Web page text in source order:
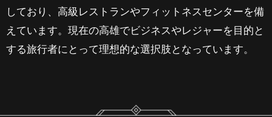
しており、高級レストランやフィットネスセンターを備
えています。現在の高雄でビジネスやレジャーを目的と
する旅行者にとって理想的な選択肢となっています。